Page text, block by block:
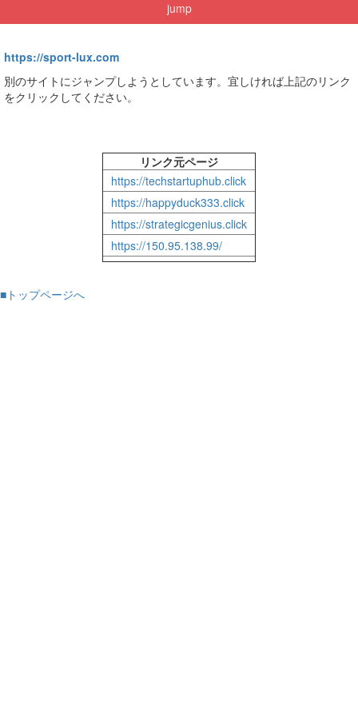
jump
https://sport-lux.com
別のサイトにジャンプしようとしています。宜しければ上記のリンク
をクリックしてください。
リンク元ページ
https://techstartuphub.click
https://happyduck333.click
https://strategicgenius.click
https://150.95.138.99/
■トップページへ